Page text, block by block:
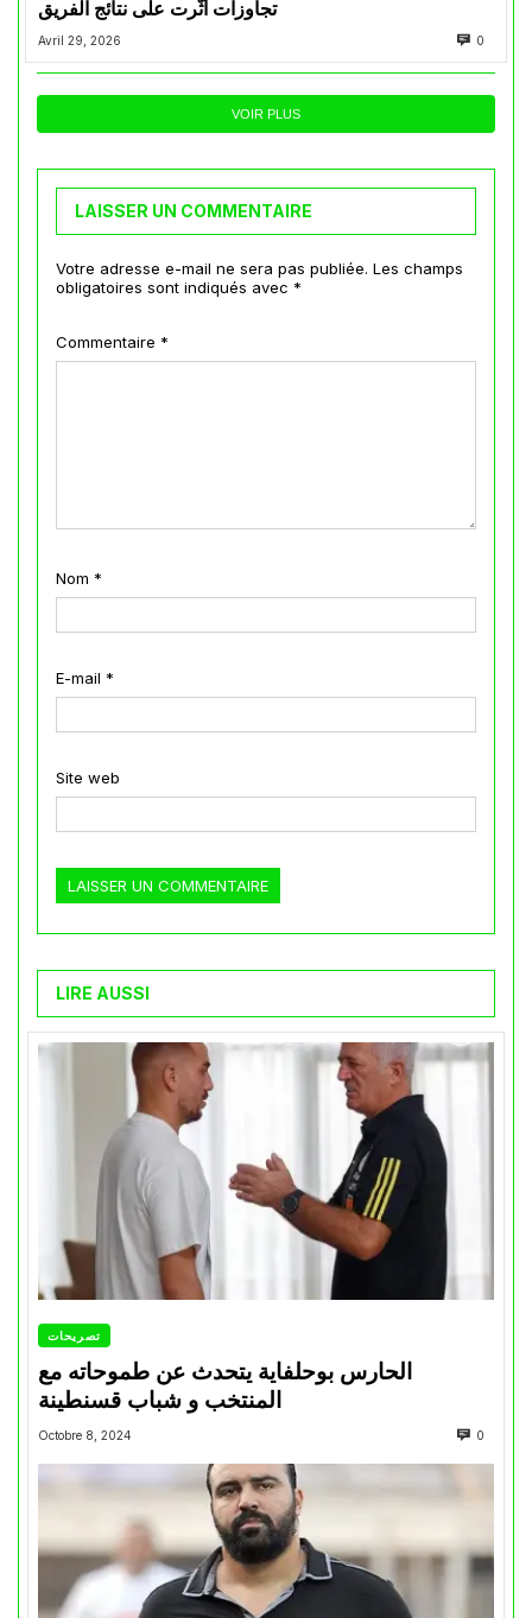
تجاوزات أثّرت على نتائج الفريق
Avril 29, 2026 0
VOIR PLUS
LAISSER UN COMMENTAIRE
Votre adresse e-mail ne sera pas publiée. Les champs
obligatoires sont indiqués avec *
Commentaire *
Nom *
E-mail *
Site web
LIRE AUSSI
تصريحات
الحارس بوحلفاية يتحدث عن طموحاته مع
المنتخب و شباب قسنطينة
Octobre 8, 2024 0